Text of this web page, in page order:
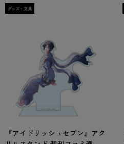
『アイドリッシュセブン』アク